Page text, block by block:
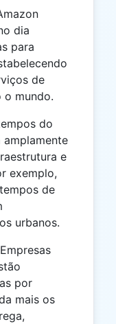
dia
para
de
o mundo.
do
e
exemplo,
de
urbanos.
Empresas
por
mais os